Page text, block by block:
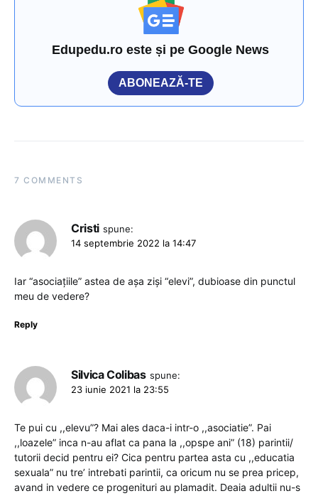
Edupedu.ro este și pe Google News
ABONEAZĂ-TE
7 COMMENTS
Cristi spune:
14 septembrie 2022 la 14:47
Iar “asociațiile” astea de așa ziși “elevi”, dubioase din punctul
meu de vedere?
Reply
Silvica Colibas spune:
23 iunie 2021 la 23:55
Te pui cu ,,elevu”? Mai ales daca-i intr-o ,,asociatie”. Pai
,,loazele” inca n-au aflat ca pana la ,,opspe ani” (18) parintii/
tutorii decid pentru ei? Cica pentru partea asta cu ,,educatia
sexuala” nu tre’ intrebati parintii, ca oricum nu se prea pricep,
avand in vedere ce progenituri au plamadit. Deaia adultii nu-s